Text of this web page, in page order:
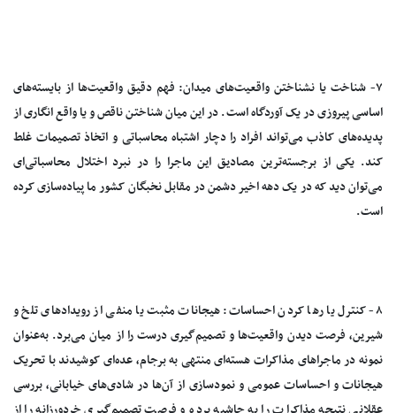
۷- شناخت یا نشناختن واقعیت‌های میدان: فهم دقیق واقعیت‌ها از بایسته‌های
اساسی پیروزی در یک آوردگاه است. در این میان شناختن ناقص و یا واقع انگاری از
پدیده‌های کاذب می‌تواند افراد را دچار اشتباه محاسباتی و اتخاذ تصمیمات غلط
کند. یکی از برجسته‌ترین مصادیق این ماجرا را در نبرد اختلال محاسباتی‌ای
می‌توان دید که در یک دهه اخیر دشمن در مقابل نخبگان کشور ما پیاده‌سازی کرده
است.
۸- کنترل یا رها کردن احساسات: هیجانات مثبت یا منفی از رویدادهای تلخ و
شیرین، فرصت دیدن واقعیت‌ها و تصمیم‌گیری درست را از میان می‌برد. به‌عنوان
نمونه در ماجراهای مذاکرات هسته‌ای منتهی به برجام، عده‌ای کوشیدند با تحریک
هیجانات و احساسات عمومی و نمودسازی از آن‌ها در شادی‌های خیابانی، بررسی